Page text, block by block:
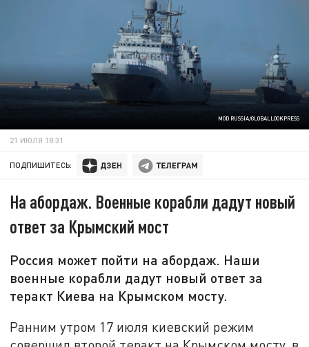
MOD RUSSIA/GLOBALLOOKPRESS
21 ИЮЛЯ 18:31
ПОДПИШИТЕСЬ:
На абордаж. Военные корабли дадут новый
ответ за Крымский мост
Россия может пойти на абордаж. Наши
военные корабли дадут новый ответ за
теракт Киева на Крымском мосту.
Ранним утром 17 июля киевский режим